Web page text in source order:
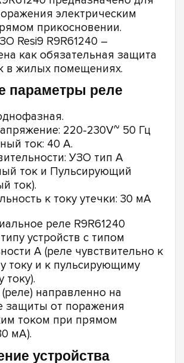
электрическим
прикосновении.
Resi9 R9R61240 –
как обязательная защита
в жилых помещениях.
параметры реле
220-230V~ 50 Гц
ток: 40 А.
УЗО тип А
ток и Пульсирующий
ток).
к току утечки: 30 мА
реле R9R61240
устройств с типом
А (реле чувствительно к
току и к пульсирующиму
току).
направленно на
защиты от поражения
током при прямом
мА).
устройства